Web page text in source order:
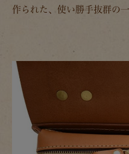
作られた、使い勝手抜群の一